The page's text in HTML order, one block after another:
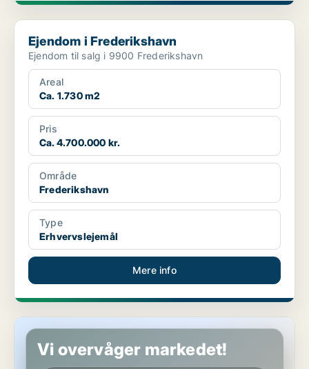
Ejendom i Frederikshavn
Ejendom i Frederikshavn
Ejendom til salg i 9900 Frederikshavn
Areal
Ca. 1.730 m2
Pris
Ca. 4.700.000 kr.
Område
Frederikshavn
Type
Erhvervslejemål
Mere info
Butik i Frederikshavn
Vi overvåger markedet!